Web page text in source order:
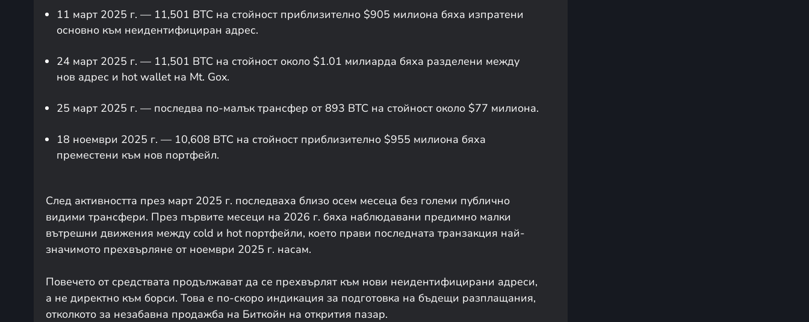
11 март 2025 г. — 11,501 BTC на стойност приблизително $905 милиона бяха изпратени
основно към неидентифициран адрес.
24 март 2025 г. — 11,501 BTC на стойност около $1.01 милиарда бяха разделени между
нов адрес и hot wallet на Mt. Gox.
25 март 2025 г. — последва по-малък трансфер от 893 BTC на стойност около $77 милиона.
18 ноември 2025 г. — 10,608 BTC на стойност приблизително $955 милиона бяха
преместени към нов портфейл.
След активността през март 2025 г. последваха близо осем месеца без големи публично
видими трансфери. През първите месеци на 2026 г. бяха наблюдавани предимно малки
вътрешни движения между cold и hot портфейли, което прави последната транзакция най-
значимото прехвърляне от ноември 2025 г. насам.
Повечето от средствата продължават да се прехвърлят към нови неидентифицирани адреси,
а не директно към борси. Това е по-скоро индикация за подготовка на бъдещи разплащания,
отколкото за незабавна продажба на Биткойн на открития пазар.